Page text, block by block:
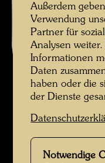
Hundertwasser
Außerdem
Verwendung
Partner für
Analysen
Informationen
Daten
haben oder die
der Dienste
Notwendige